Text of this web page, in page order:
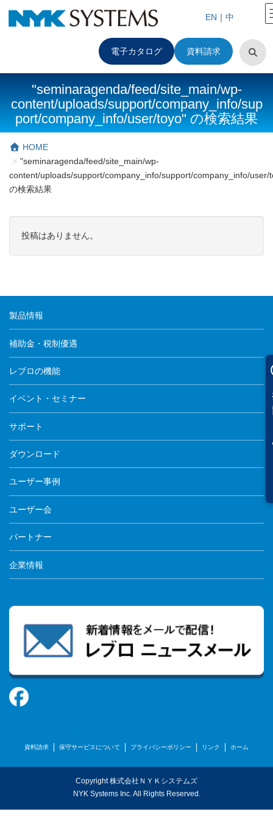
EN ｜ 中
電子カタログ 資料請求
"seminaragenda/feed/site_main/wp-
content/uploads/support/company_info/sup
port/company_info/user/toyo" の検索結果
HOME
"seminaragenda/feed/site_main/wp-
content/uploads/support/company_info/support/company_info/user/
の検索結果
投稿はありません。
製品情報
補助金・税制優遇
レブロの機能
イベント・セミナー
サポート
ダウンロード
ユーザー事例
ユーザー会
パートナー
企業情報
資料請求 保守サービスについて プライバシーポリシー リンク ホーム
Copyright 株式会社ＮＹＫシステムズ
NYK Systems Inc. All Rights Reserved.